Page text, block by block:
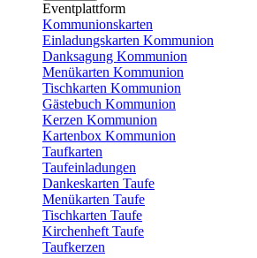
Eventplattform
Kommunionskarten
Einladungskarten Kommunion
Danksagung Kommunion
Menükarten Kommunion
Tischkarten Kommunion
Gästebuch Kommunion
Kerzen Kommunion
Kartenbox Kommunion
Taufkarten
Taufeinladungen
Dankeskarten Taufe
Menükarten Taufe
Tischkarten Taufe
Kirchenheft Taufe
Taufkerzen